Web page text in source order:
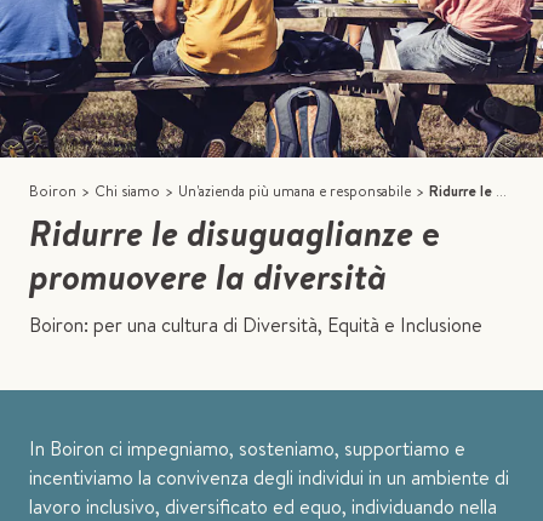
Boiron > Chi siamo > Un'azienda più umana e responsabile > Ridurre le disuguaglianze e promuovere la diversità
Ridurre le disuguaglianzee
promuovere la diversità
Boiron: per una cultura di Diversità, Equità e Inclusione
In Boiron ci impegniamo, sosteniamo, supportiamo e
incentiviamo la convivenza degli individui in un ambiente di
lavoro inclusivo, diversificato ed equo, individuando nella